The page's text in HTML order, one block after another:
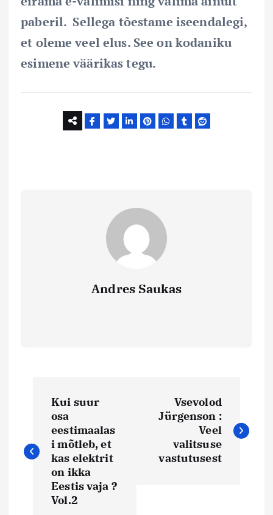
paberil. Sellega tõestame iseendalegi,
et oleme veel elus. See on kodaniku
esimene väärikas tegu.
Andres Saukas
v
Kui suur
osa
eestimaalas
i mõtleb, et
kas elektrit
on ikka
Eestis vaja ?
Vol.2
Vsevolod
Jürgenson :
Veel
valitsuse
vastutusest